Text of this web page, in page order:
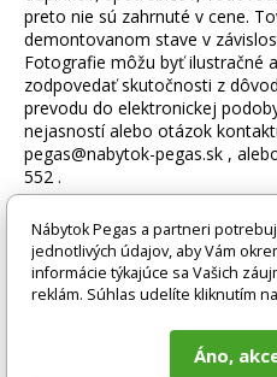
preto nie sú zahrnuté v cene.
demontovanom stave v
Fotografie môžu byť ilustračné
zodpovedať skutočnosti z
prevodu do elektronickej
nejasností alebo otázok
pegas@nabytok-pegas.sk ,
552 .
Technické
Šírka
Nábytok Pegas a partneri
jednotlivých údajov, aby Vám
informácie týkajúce sa Vašich
reklám. Súhlas udelíte kliknutím
Áno,